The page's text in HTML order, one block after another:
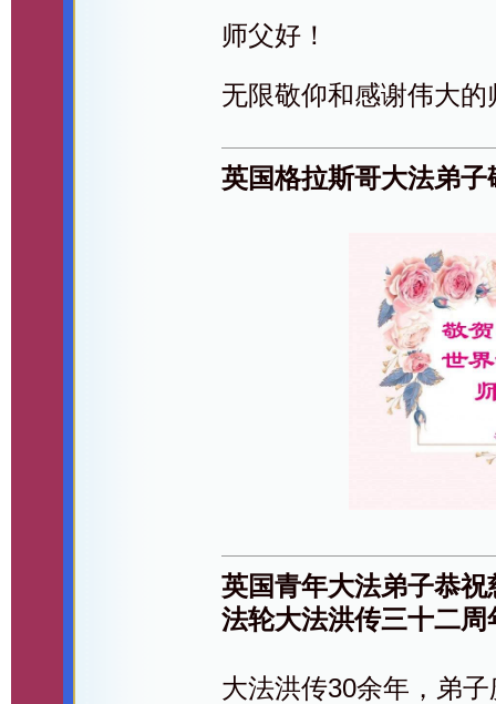
师父好！
无限敬仰和感谢伟大的
英国格拉斯哥大法弟
英国青年大法弟子恭
法轮大法洪传三十二周
大法洪传30余年，弟